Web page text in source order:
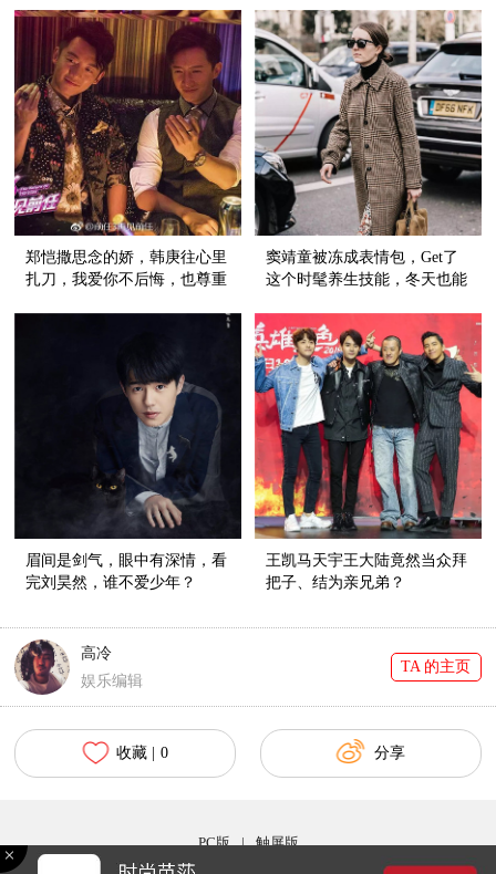
郑恺撒思念的娇，韩庚往心里
扎刀，我爱你不后悔，也尊重
窦靖童被冻成表情包，Get了
这个时髦养生技能，冬天也能
眉间是剑气，眼中有深情，看
完刘昊然，谁不爱少年？
王凯马天宇王大陆竟然当众拜
把子、结为亲兄弟？
高冷
娱乐编辑
TA 的主页
收藏 | 0 分享
PC版 | 触屏版